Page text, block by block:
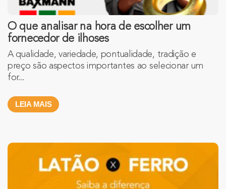
O que analisar na hora de escolher um
fornecedor de ilhoses
A qualidade, variedade, pontualidade, tradição e
preço são aspectos importantes ao selecionar um
for...
LEIA MAIS